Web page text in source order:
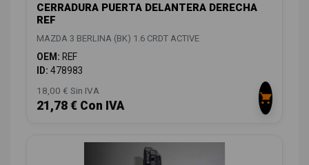
CERRADURA PUERTA DELANTERA DERECHA
REF
MAZDA 3 BERLINA (BK) 1.6 CRDT ACTIVE
OEM: REF
ID: 478983
18,00 € Sin IVA
21,78 € Con IVA